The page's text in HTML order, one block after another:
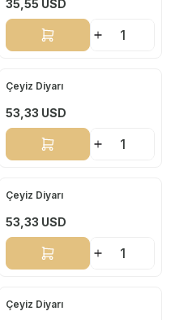
35,55 USD
Sepete Ekle
Yeni
Çeyiz Diyarı
53,33 USD
Sepete Ekle
Yeni
Çeyiz Diyarı
53,33 USD
Sepete Ekle
Yeni
Çeyiz Diyarı